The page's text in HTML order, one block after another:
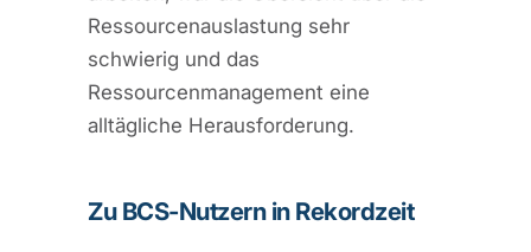
Ressourcenauslastung sehr
schwierig und das
Ressourcenmanagement eine
alltägliche Herausforderung.
Zu BCS-Nutzern in Rekordzeit